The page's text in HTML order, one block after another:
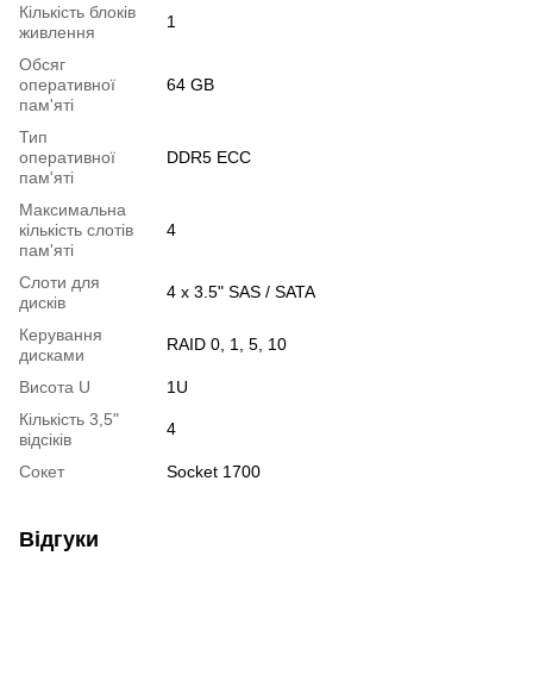
Кількість блоків
живлення
1
Обсяг
оперативної
пам'яті
64 GB
Тип
оперативної
пам'яті
DDR5 ECC
Максимальна
кількість слотів
пам'яті
4
Слоти для
дисків
4 x 3.5" SAS / SATA
Керування
дисками
RAID 0, 1, 5, 10
Висота U
1U
Кількість 3,5"
відсіків
4
Сокет Socket 1700
Відгуки